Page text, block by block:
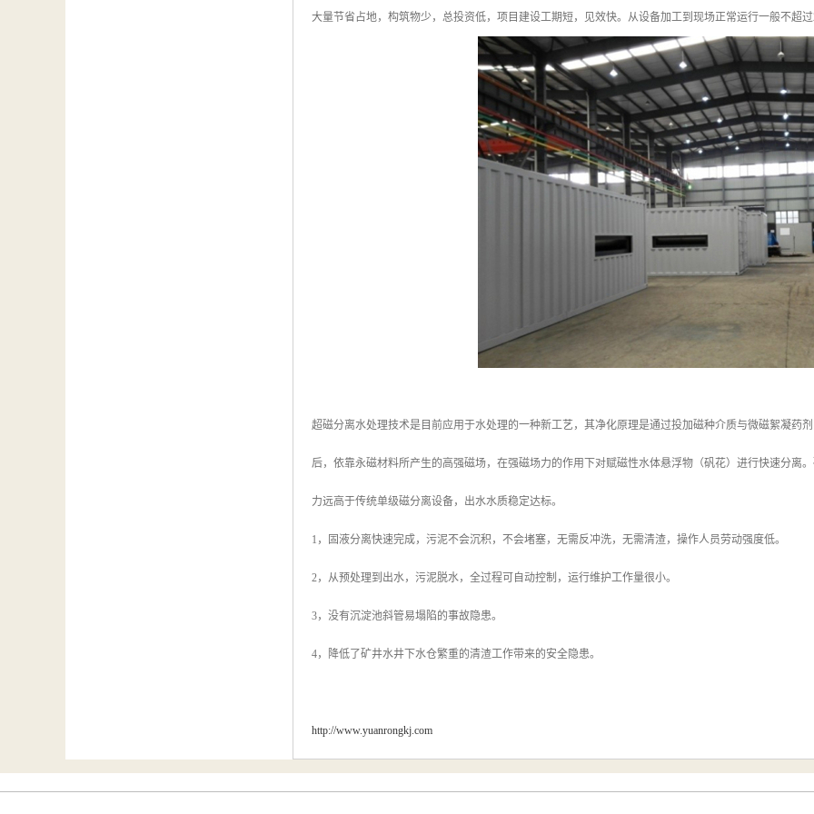
大量节省占地，构筑物少，总投资低，项目建设工期短，见效快。从设备加工到现场正常运行一般不超
超磁分离水处理技术是目前应用于水处理的一种新工艺，其净化原理是通过投加磁种介质与微磁絮凝药
后，依靠永磁材料所产生的高强磁场，在强磁场力的作用下对赋磁性水体悬浮物（矾花）进行快速分离
力远高于传统单级磁分离设备，出水水质稳定达标。
1，固液分离快速完成，污泥不会沉积，不会堵塞，无需反冲洗，无需清渣，操作人员劳动强度低。
2，从预处理到出水，污泥脱水，全过程可自动控制，运行维护工作量很小。
3，没有沉淀池斜管易塌陷的事故隐患。
4，降低了矿井水井下水仓繁重的清渣工作带来的安全隐患。
http://www.yuanrongkj.com